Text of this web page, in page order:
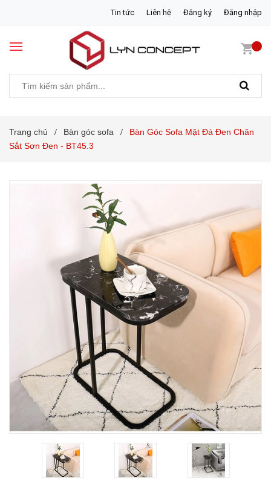
Tin tức Liên hệ Đăng ký Đăng nhập
Trang chủ / Bàn góc sofa /
Bàn Góc Sofa Mặt Đá Đen Chân
Sắt Sơn Đen - BT45.3